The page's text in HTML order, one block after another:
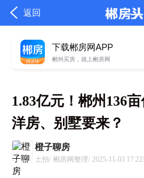
返回
下载郴房网APP
郴州买房，就上郴房网
1.83亿元！郴州136
洋房、别墅要来？
橙子聊房
土拍/ 郴房网整理/ 2025-11-03 17:22/